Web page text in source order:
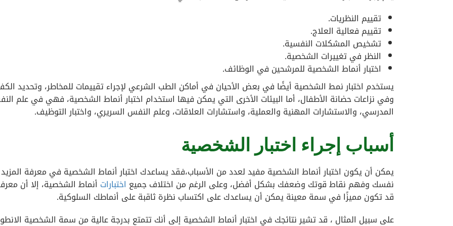
تقييم النظريات.
تقييم فعالية العلاج.
تشخيص المشكلات النفسية.
النظر في تغييرات الشخصية.
اختبار أنماط الشخصية للمرشحين في الوظائف.
يستخدم اختبار نمط الشخصية أيضًا في بعض الأحيان في أماكن الطب الشرعي لإجراء تقييمات للمخاطر، وتحديد
وفي نزاعات حضانة الأطفال، أما البيئات الأخرى التي يمكن فيها استخدام اختبار أنماط الشخصية، فهي في علم
المدرسي، والاستشارات المهنية والعملية، واستشارات العلاقات، وعلم النفس السريري، واختبار التوظيف.
أسباب إجراء اختبار الشخصية
يمكن أن يكون اختبار أنماط الشخصية مفيد لعدد من الأسباب،فقد يساعدك اختبار أنماط الشخصية في معرفة
نفسك وفهم نقاط قوتك وضعفك بشكل أفضل، وعلى الرغم من اختلاف جميع اختبارات أنماط الشخصية، إلا أن
قد تكون مميزًا في سمة معينة يمكن أن يساعدك على اكتساب نظرة ثاقبة على أنماطك السلوكية.
على سبيل المثال ، قد تشير نتائجك في اختبار أنماط الشخصية إلى أنك تتمتع بدرجة عالية من سمة الشخصية